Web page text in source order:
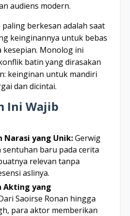
audiens modern.
berkesan adalah saat
keinginannya untuk bebas
kesepian. Monolog ini
batin yang dirasakan
keinginan untuk mandiri
dan dicintai.
Ini Wajib
Narasi yang Unik:Gerwig
sentuhan baru pada cerita
relevan tanpa
aslinya.
Akting yang
Saoirse Ronan hingga
para aktor memberikan